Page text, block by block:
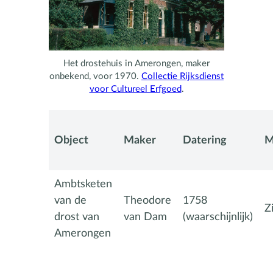
Het drostehuis in Amerongen, maker
onbekend, voor 1970. Collectie Rijksdienst
voor Cultureel Erfgoed.
Object Maker Datering
Ambtsketen
van de
drost van
Amerongen
Theodore
van Dam
1758
(waarschijnlijk)